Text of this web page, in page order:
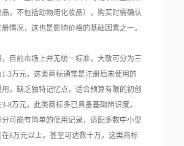
，不包括动物用化妆品），购买时需确认
情况，这也是影响价格的基础因素之一。
目前市场上并无统一标准，大致可分为三
3万元，这类商标通常是注册后未使用的
，缺乏独特记忆点，适合预算有限的初创
8万元，此类商标多已具备基础辨识度，
可能有简单的使用记录，适配多数中小型
8万元以上，甚至可达数十万，这类商标